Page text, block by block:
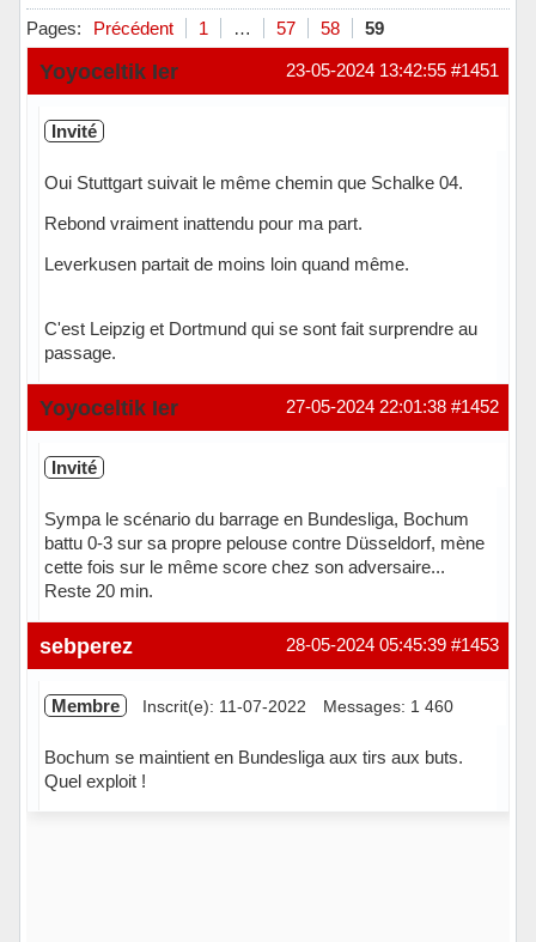
Pages: Précédent 1 … 57 58 59
#1451
23-05-2024 13:42:55
Yoyoceltik Ier
Invité
Oui Stuttgart suivait le même chemin que Schalke 04.
Rebond vraiment inattendu pour ma part.
Leverkusen partait de moins loin quand même.
C'est Leipzig et Dortmund qui se sont fait surprendre au
passage.
#1452
27-05-2024 22:01:38
Yoyoceltik Ier
Invité
Sympa le scénario du barrage en Bundesliga, Bochum
battu 0-3 sur sa propre pelouse contre Düsseldorf, mène
cette fois sur le même score chez son adversaire...
Reste 20 min.
#1453
28-05-2024 05:45:39
sebperez
Membre Inscrit(e): 11-07-2022 Messages: 1 460
Bochum se maintient en Bundesliga aux tirs aux buts.
Quel exploit !